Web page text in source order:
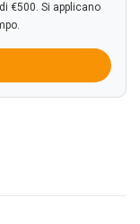
€500. Si applicano